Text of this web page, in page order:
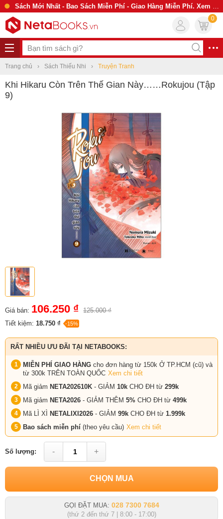
Sách Mới Nhất - Bao Sách Miễn Phí - Giao Hàng Miễn Phí. Xem Ngay
0
Trang chủ Sách Thiếu Nhi Truyện Tranh
Khi Hikaru Còn Trên Thế Gian Này……Rokujou (Tập
9)
Giá bán: 106.250 ₫ 125.000 ₫
Tiết kiệm: 18.750 ₫ -15%
RẤT NHIỀU ƯU ĐÃI TẠI NETABOOKS:
MIỄN PHÍ GIAO HÀNG cho đơn hàng từ 150k Ở TP.HCM (cũ) và
từ 300k TRÊN TOÀN QUỐC Xem chi tiết
Mã giảm NETA202610K - GIẢM 10k CHO ĐH từ 299k
Mã giảm NETA2026 - GIẢM THÊM 5% CHO ĐH từ 499k
Mã LÌ XÌ NETALIXI2026 - GIẢM 99k CHO ĐH từ 1.999k
Bao sách miễn phí (theo yêu cầu) Xem chi tiết
Số lượng: - +
CHỌN MUA
GỌI ĐẶT MUA: 028 7300 7684
(thứ 2 đến thứ 7 | 8:00 - 17:00)